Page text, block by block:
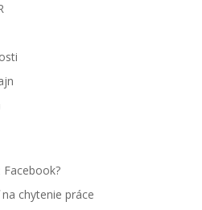
Facebook?
chytenie práce